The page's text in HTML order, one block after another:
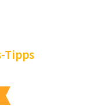
Tipps